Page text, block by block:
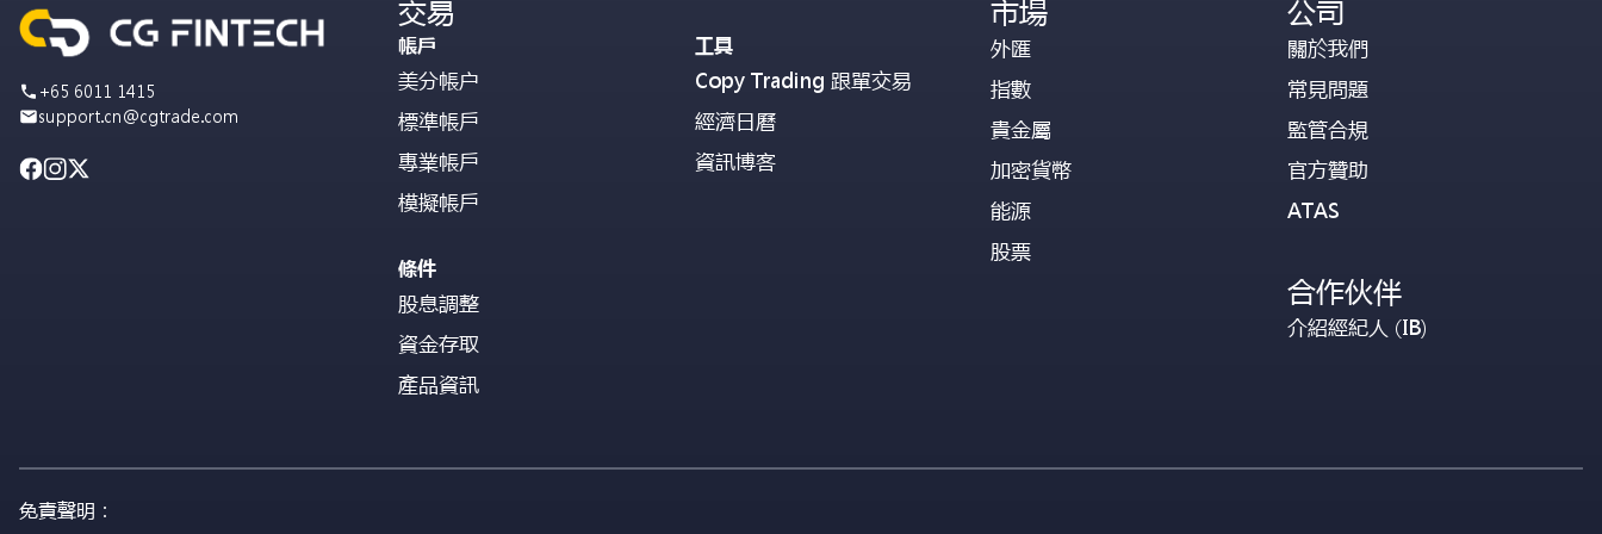
+65 6011 1415
support.cn@cgtrade.com
交易
帳戶
美分帳户
標準帳戶
專業帳戶
模擬帳戶
條件
股息調整
資金存取
產品資訊
工具
Copy Trading 跟單交易
經濟日曆
資訊博客
市場
外匯
指數
貴金屬
加密貨幣
能源
股票
公司
關於我們
常見問題
監管合規
官方贊助
ATAS
合作伙伴
介紹經紀人 (IB)
免責聲明：